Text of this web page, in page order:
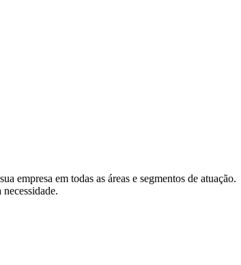
empresa em todas as áreas e segmentos de atuação.